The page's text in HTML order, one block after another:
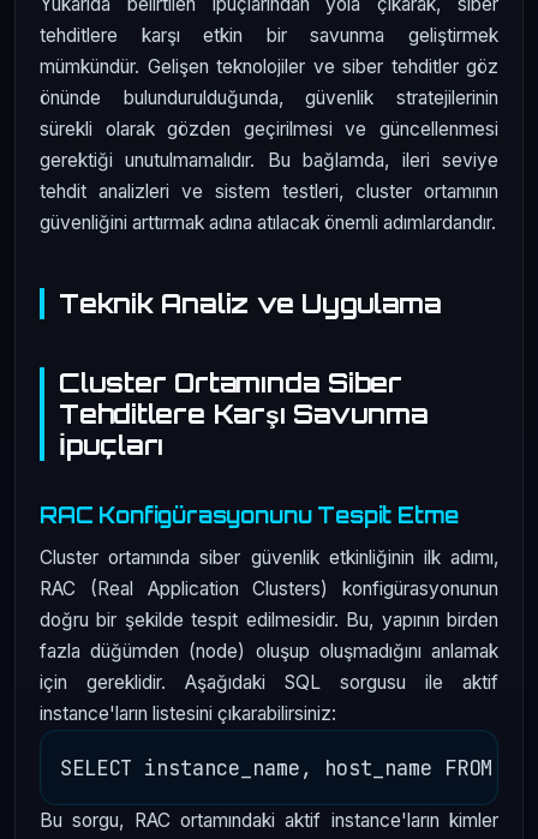
tehditlere karşı etkin bir savunma geliştirmek
mümkündür. Gelişen teknolojiler ve siber tehditler göz
önünde bulundurulduğunda, güvenlik stratejilerinin
sürekli olarak gözden geçirilmesi ve güncellenmesi
gerektiği unutulmamalıdır. Bu bağlamda, ileri seviye
tehdit analizleri ve sistem testleri, cluster ortamının
güvenliğini arttırmak adına atılacak önemli adımlardandır.
Teknik Analiz ve Uygulama
Cluster Ortamında Siber
Tehditlere Karşı Savunma
İpuçları
RAC Konfigürasyonunu Tespit Etme
Cluster ortamında siber güvenlik etkinliğinin ilk adımı,
RAC (Real Application Clusters) konfigürasyonunun
doğru bir şekilde tespit edilmesidir. Bu, yapının birden
fazla düğümden (node) oluşup oluşmadığını anlamak
için gereklidir. Aşağıdaki SQL sorgusu ile aktif
instance'ların listesini çıkarabilirsiniz:
Bu sorgu, RAC ortamındaki aktif instance'ların kimler